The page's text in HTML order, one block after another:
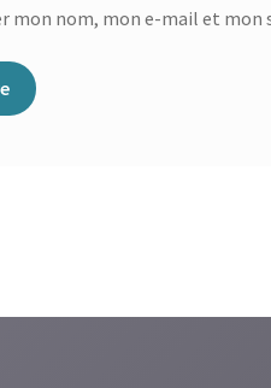
mon nom, mon e-mail et mon